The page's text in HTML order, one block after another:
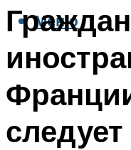
Меню
следует